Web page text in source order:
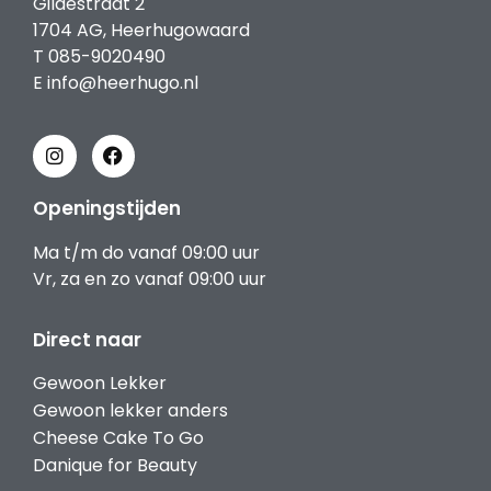
1704 AG, Heerhugowaard
T 085-9020490
E info@heerhugo.nl
Openingstijden
Ma t/m do vanaf 09:00 uur
Vr, za en zo vanaf 09:00 uur
Direct naar
Gewoon Lekker
Gewoon lekker anders
Cheese Cake To Go
Danique for Beauty